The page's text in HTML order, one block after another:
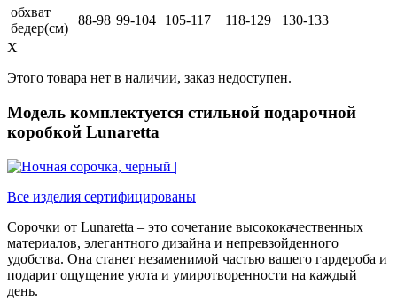
обхват
бедер(см)
88-98 99-104 105-117 118-129
130-133
X
Этого товара нет в наличии, заказ недоступен.
Модель комплектуется стильной подарочной
коробкой Lunaretta
Все изделия сертифицированы
Сорочки от Lunaretta – это сочетание высококачественных
материалов, элегантного дизайна и непревзойденного
удобства. Она станет незаменимой частью вашего гардероба и
подарит ощущение уюта и умиротворенности на каждый
день.